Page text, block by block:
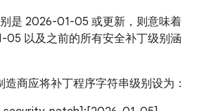
是 2026-01-05 或更新，则意味着
05 以及之前的所有安全补丁级别涵
商应将补丁程序字符串级别设为：